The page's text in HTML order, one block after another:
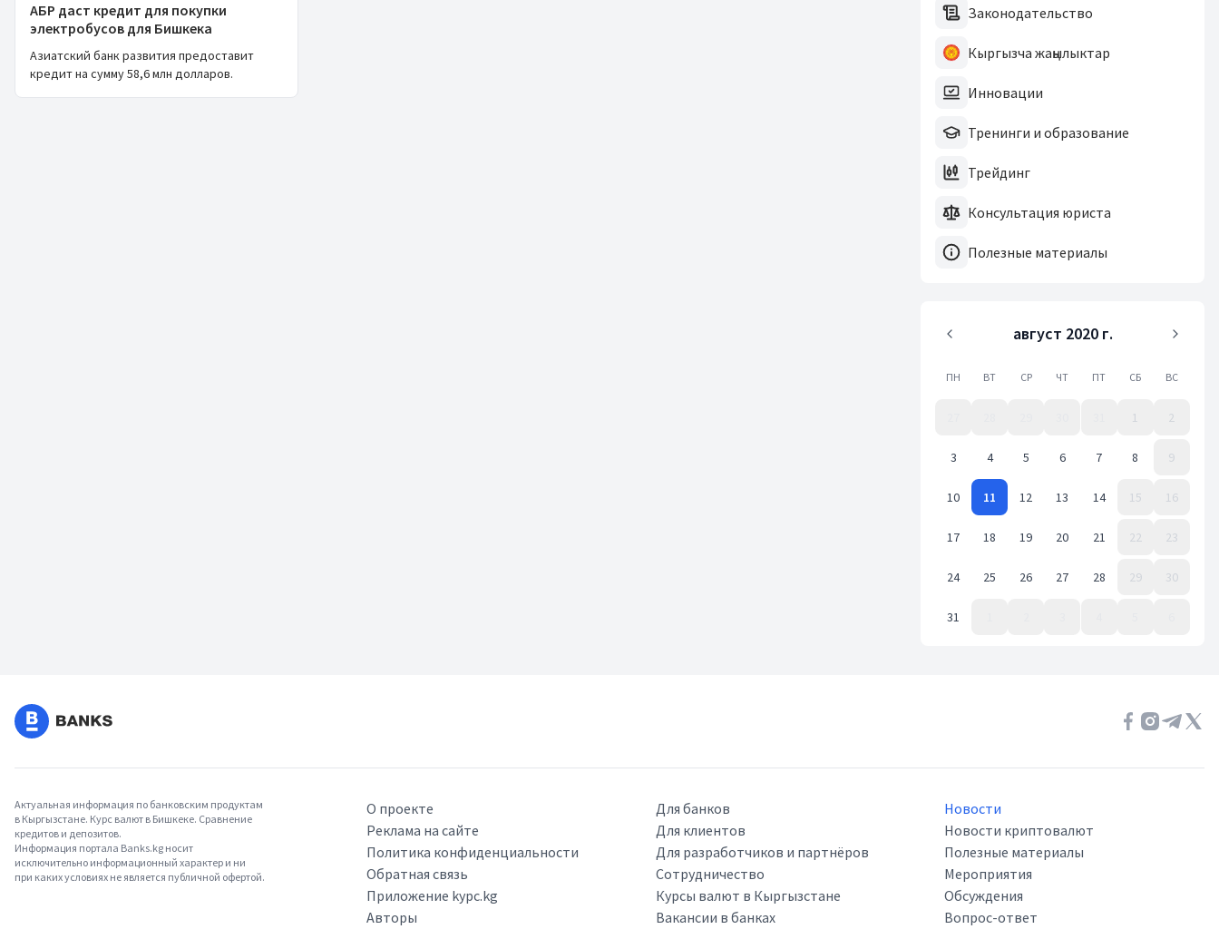
АБР даст кредит для покупки
электробусов для Бишкека
Азиатский банк развития предоставит
кредит на сумму 58,6 млн долларов.
Законодательство
Кыргызча жаңылыктар
Инновации
Тренинги и образование
Трейдинг
Консультация юриста
Полезные материалы
август 2020 г.
ПН ВТ СР ЧТ ПТ СБ ВС
1 2
3 4 5 6 7 8 9
10 11 12 13 14 15 16
17 18 19 20 21 22 23
24 25 26 27 28 29 30
31
Актуальная информация по банковским продуктам
в Кыргызстане. Курс валют в Бишкеке. Сравнение
кредитов и депозитов.
Информация портала Banks.kg носит
исключительно информационный характер и ни
при каких условиях не является публичной офертой.
О проекте
Реклама на сайте
Политика конфиденциальности
Обратная связь
Приложение kypc.kg
Авторы
Для банков
Для клиентов
Для разработчиков и партнёров
Сотрудничество
Курсы валют в Кыргызстане
Вакансии в банках
Новости
Новости криптовалют
Полезные материалы
Мероприятия
Обсуждения
Вопрос-ответ